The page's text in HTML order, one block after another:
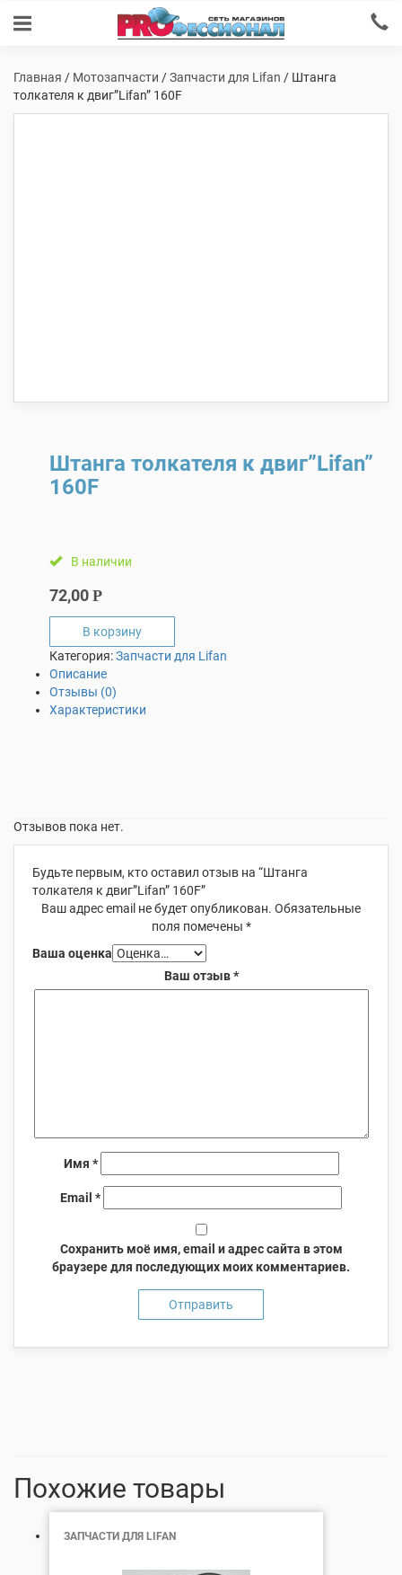
Главная / Мотозапчасти /Запчасти для Lifan / Штанга
толкателя к двиг”Lifan” 160F
Штанга толкателя к двиг”Lifan”
160F
В наличии
72,00 Р
В корзину
Категория:Запчасти для Lifan
Описание
Отзывы (0)
Характеристики
Отзывов пока нет.
Будьте первым, кто оставил отзыв на “Штанга
толкателя к двиг”Lifan” 160F”
Ваш адрес email не будет опубликован. Обязательные
поля помечены *
Ваша оценка
Ваш отзыв*
Имя *
Email *
Сохранить моё имя, email и адрес сайта в этом
браузере для последующих моих комментариев.
Похожие товары
ЗАПЧАСТИ ДЛЯ LIFAN